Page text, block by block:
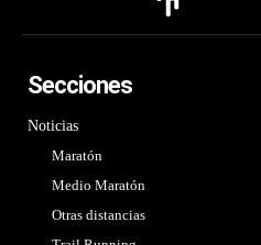
Secciones
Noticias
Maratón
Medio Maratón
Otras distancias